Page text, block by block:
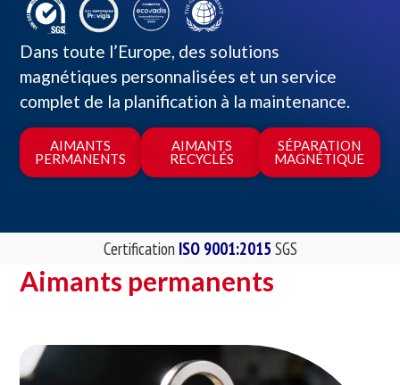
Dans toute l’Europe, des solutions
magnétiques personnalisées et un service
complet de la planification à la maintenance.​
AIMANTS
PERMANENTS
AIMANTS
RECYCLÉS
SÉPARATION
MAGNÉTIQUE
Certification ISO 9001:2015 SGS
Aimants permanents